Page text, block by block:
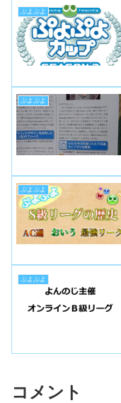
ぷよぷよ
ぷよぷよ
ぷよぷよ
ぷよぷよ
コメント